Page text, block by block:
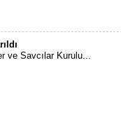
ve Savcılar Kurulu...